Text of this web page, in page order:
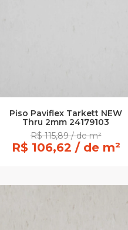
Piso Paviflex Tarkett NEW
Thru 2mm 24179103
R$ 115,89 / de m²
R$ 106,62 / de m²